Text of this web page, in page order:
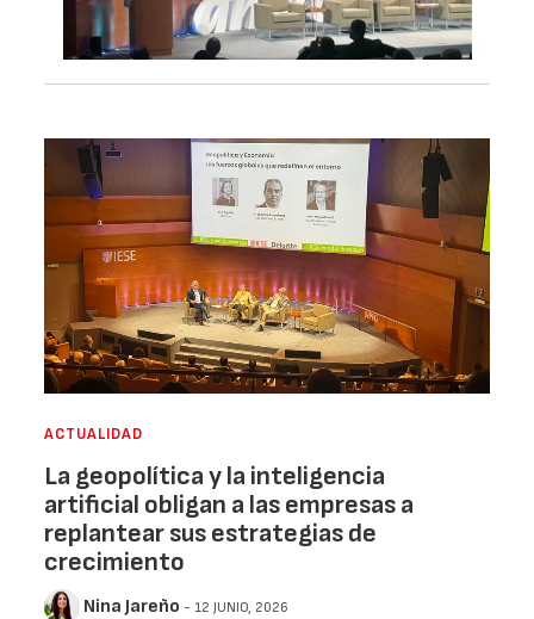
ACTUALIDAD
La geopolítica y la inteligencia
artificial obligan a las empresas a
replantear sus estrategias de
crecimiento
Nina Jareño - 12 JUNIO, 2026